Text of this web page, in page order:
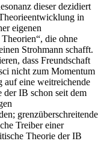
dieser dezidiert
in
eigenen
die ohne
Strohmann schafft.
dass Freundschaft
nicht zum Momentum
eine weitreichende
IB schon seit dem
grenzüberschreitende
Treiber einer
Theorie der IB